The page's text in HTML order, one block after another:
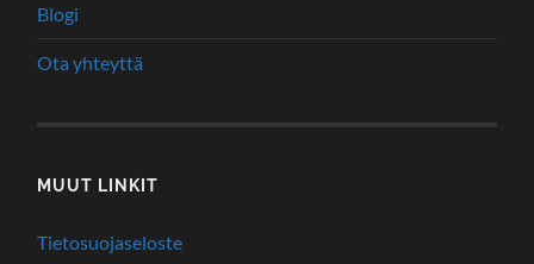
Blogi
Ota yhteyttä
MUUT LINKIT
Tietosuojaseloste